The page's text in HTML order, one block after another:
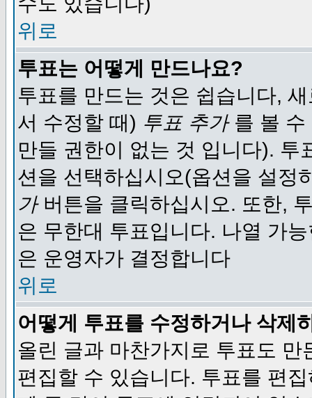
위로
투표는 어떻게 만드나요?
투표를 만드는 것은 쉽습니다,
서 수정할 때) 투표 추가를 볼 수
만들 권한이 없는 것 입니다).
션을 선택하십시오(옵션을 설정
가버튼을 클릭하십시오. 또한,
은 무한대 투표입니다. 나열 가
은 운영자가 결정합니다
위로
어떻게 투표를 수정하거나 삭제
올린 글과 마찬가지로 투표도
편집할 수 있습니다. 투표를 편